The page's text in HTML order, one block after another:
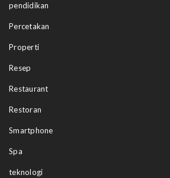
pendidikan
Percetakan
Properti
Resep
Restaurant
Restoran
Smartphone
Spa
teknologi